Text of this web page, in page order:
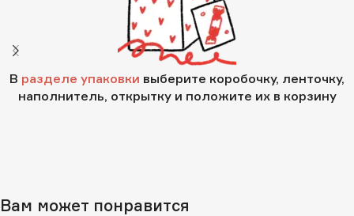
В разделе упаковки выберите коробочку, ленточку,
наполнитель, открытку и положите их в корзину
Вам может понравится